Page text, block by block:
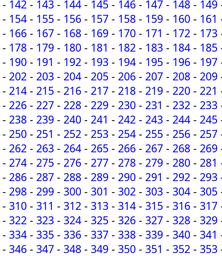
- 142 - 143 - 144 - 145 - 146 - 147 - 148 - 149
- 154 - 155 - 156 - 157 - 158 - 159 - 160 - 161
- 166 - 167 - 168 - 169 - 170 - 171 - 172 - 173
- 178 - 179 - 180 - 181 - 182 - 183 - 184 - 185
- 190 - 191 - 192 - 193 - 194 - 195 - 196 - 197
- 202 - 203 - 204 - 205 - 206 - 207 - 208 - 209
- 214 - 215 - 216 - 217 - 218 - 219 - 220 - 221
- 226 - 227 - 228 - 229 - 230 - 231 - 232 - 233
- 238 - 239 - 240 - 241 - 242 - 243 - 244 - 245
- 250 - 251 - 252 - 253 - 254 - 255 - 256 - 257
- 262 - 263 - 264 - 265 - 266 - 267 - 268 - 269
- 274 - 275 - 276 - 277 - 278 - 279 - 280 - 281
- 286 - 287 - 288 - 289 - 290 - 291 - 292 - 293
- 298 - 299 - 300 - 301 - 302 - 303 - 304 - 305
- 310 - 311 - 312 - 313 - 314 - 315 - 316 - 317
- 322 - 323 - 324 - 325 - 326 - 327 - 328 - 329
- 334 - 335 - 336 - 337 - 338 - 339 - 340 - 341
- 346 - 347 - 348 - 349 - 350 - 351 - 352 - 353